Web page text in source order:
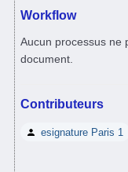
Workflow
Aucun processus ne
document.
Contributeurs
esignature Paris 1